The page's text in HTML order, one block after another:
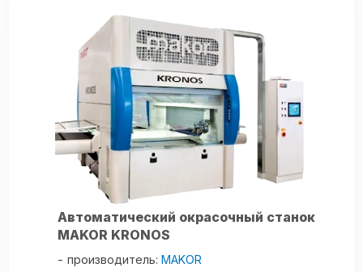
Автоматический окрасочный станок
MAKOR KRONOS
производитель:MAKOR